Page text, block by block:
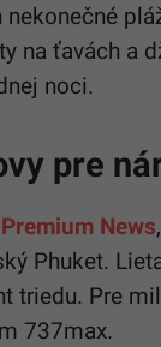
na ťavách a
noci.
pre
Premium News
Phuket.
triedu. Pre
737max.